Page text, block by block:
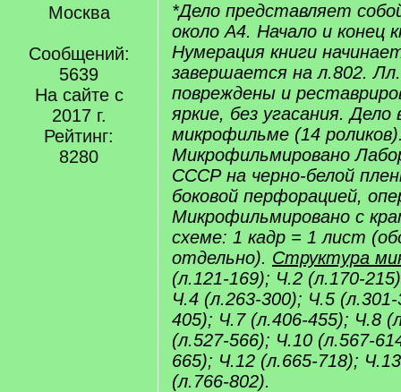
Москва
Сообщений:
5639
На сайте с
2017 г.
Рейтинг:
8280
*Дело представляет
около А4. Начало и конец
Нумерация книги
завершается на л.802.
повреждены и
яркие, без угасания.
микрофильме (14
Микрофильмировано
СССР на черно-белой
боковой перфорацией,
Микрофильмировано с
схеме: 1 кадр = 1 лист
отдельно). Структура
(л.121-169); Ч.2 (л.170-
Ч.4 (л.263-300); Ч.5
405); Ч.7 (л.406-455); Ч.8
(л.527-566); Ч.10 (л.567-
665); Ч.12 (л.665-718);
(л.766-802).